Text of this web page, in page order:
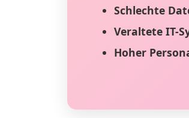
Schlechte
Veraltete IT-
Hoher